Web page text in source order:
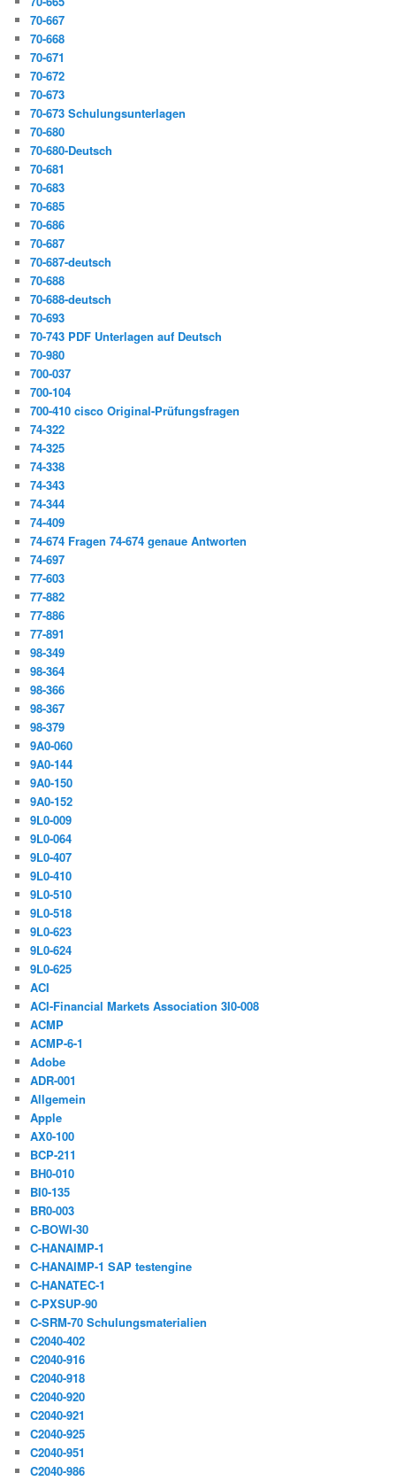
70-667
70-668
70-671
70-672
70-673
70-673 Schulungsunterlagen
70-680
70-680-Deutsch
70-681
70-683
70-685
70-686
70-687
70-687-deutsch
70-688
70-688-deutsch
70-693
70-743 PDF Unterlagen auf Deutsch
70-980
700-037
700-104
700-410 cisco Original-Prüfungsfragen
74-322
74-325
74-338
74-343
74-344
74-409
74-674 Fragen 74-674 genaue Antworten
74-697
77-603
77-882
77-886
77-891
98-349
98-364
98-366
98-367
98-379
9A0-060
9A0-144
9A0-150
9A0-152
9L0-009
9L0-064
9L0-407
9L0-410
9L0-510
9L0-518
9L0-623
9L0-624
9L0-625
ACI
ACI-Financial Markets Association 3I0-008
ACMP
ACMP-6-1
Adobe
ADR-001
Allgemein
Apple
AX0-100
BCP-211
BH0-010
BI0-135
BR0-003
C-BOWI-30
C-HANAIMP-1
C-HANAIMP-1 SAP testengine
C-HANATEC-1
C-PXSUP-90
C-SRM-70 Schulungsmaterialien
C2040-402
C2040-916
C2040-918
C2040-920
C2040-921
C2040-925
C2040-951
C2040-986